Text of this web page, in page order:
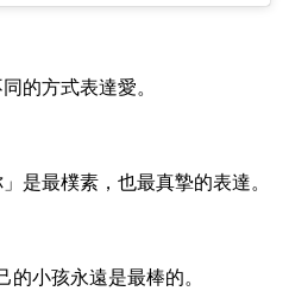
的方式表達愛。
是最樸素，也最真摯的表達。
小孩永遠是最棒的。